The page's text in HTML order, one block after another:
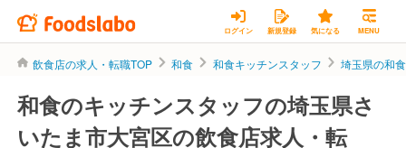
ログイン 新規登録 気になる MENU
飲食店の求人・転職TOP 和食 和食キッチンスタッフ 埼玉県の和
和食のキッチンスタッフの埼玉県さ
いたま市大宮区の飲食店求人・転